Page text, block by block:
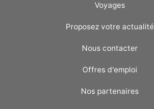
Voyages
Proposez votre actualité
Nous contacter
Offres d'emploi
Nos partenaires